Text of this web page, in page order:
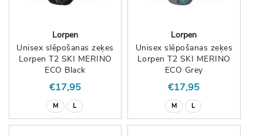
Lorpen
Unisex slēpošanas zeķes
Lorpen T2 SKI MERINO
ECO Black
€17,95
M L
Lorpen
Unisex slēpošanas zeķes
Lorpen T2 SKI MERINO
ECO Grey
€17,95
M L